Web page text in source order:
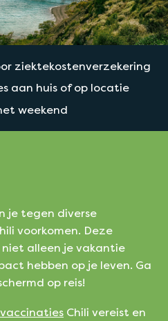
ziektekostenverzekering
aan huis of op locatie
weekend
je tegen diverse
voorkomen. Deze
alleen je vakantie
hebben op je leven. Ga
op reis!
Chili vereist en